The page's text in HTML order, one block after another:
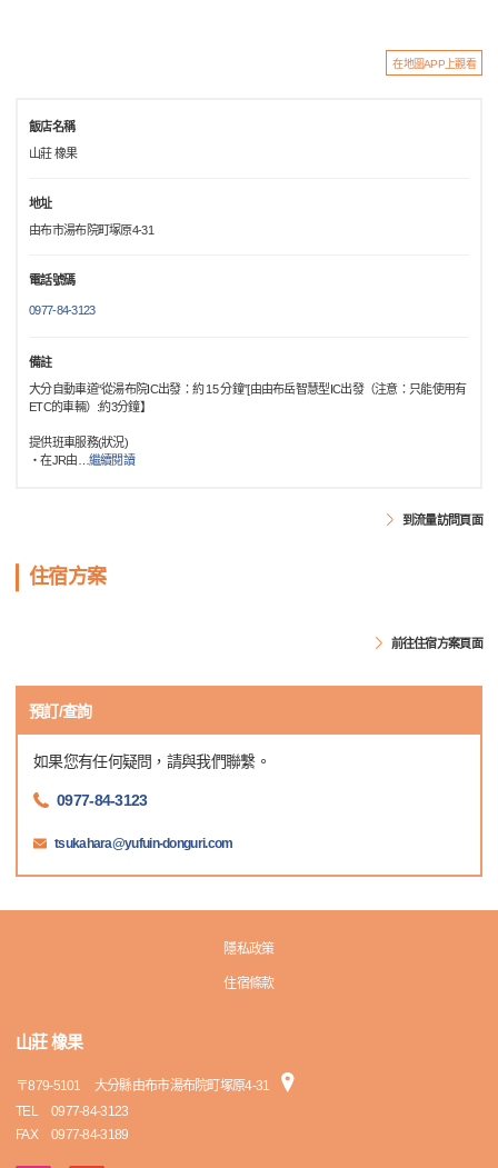
在地圖APP上觀看
飯店名稱
山莊 橡果
地址
由布市湯布院町塚原4-31
電話號碼
0977-84-3123
備註
大分自動車道“從湯布院IC出發：約 15 分鐘”[由由布岳智慧型IC出發（注意：只能使用有
ETC的車輛）:約3分鐘】
提供班車服務(狀況)
・在JR由
繼續閱讀
到流量訪問頁面
住宿方案
前往住宿方案頁面
預訂/查詢
如果您有任何疑問，請與我們聯繫。
0977-84-3123
tsukahara@yufuin-donguri.com
隱私政策
住宿條款
山莊 橡果
〒879-5101
大分縣由布市湯布院町塚原4-31
TEL
0977-84-3123
FAX
0977-84-3189